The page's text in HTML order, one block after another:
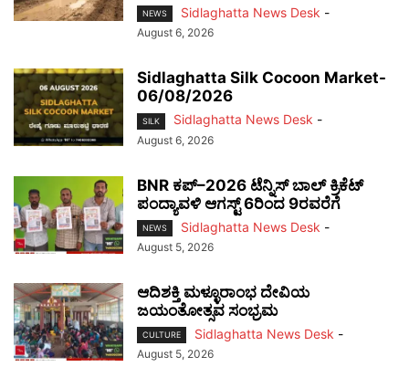
NEWS Sidlaghatta News Desk -
August 6, 2026
Sidlaghatta Silk Cocoon Market-
06/08/2026
SILK Sidlaghatta News Desk -
August 6, 2026
BNR ಕಪ್–2026 ಟೆನ್ನಿಸ್ ಬಾಲ್ ಕ್ರಿಕೆಟ್
ಪಂದ್ಯಾವಳಿ ಆಗಸ್ಟ್ 6ರಿಂದ 9ರವರೆಗೆ
NEWS Sidlaghatta News Desk -
August 5, 2026
ಆದಿಶಕ್ತಿ ಮಳ್ಳೂರಾಂಭ ದೇವಿಯ
ಜಯಂತೋತ್ಸವ ಸಂಭ್ರಮ
CULTURE Sidlaghatta News Desk -
August 5, 2026